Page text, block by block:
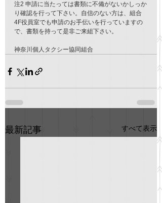
注2 申請に当たっては書類に不備がないかしっか
り確認を行って下さい。自信のない方は、組合
4F役員室でも申請のお手伝いを行っていますの
で、書類を持って是非ご来組下さい。
神奈川個人タクシー協同組合
最新記事 すべて表示